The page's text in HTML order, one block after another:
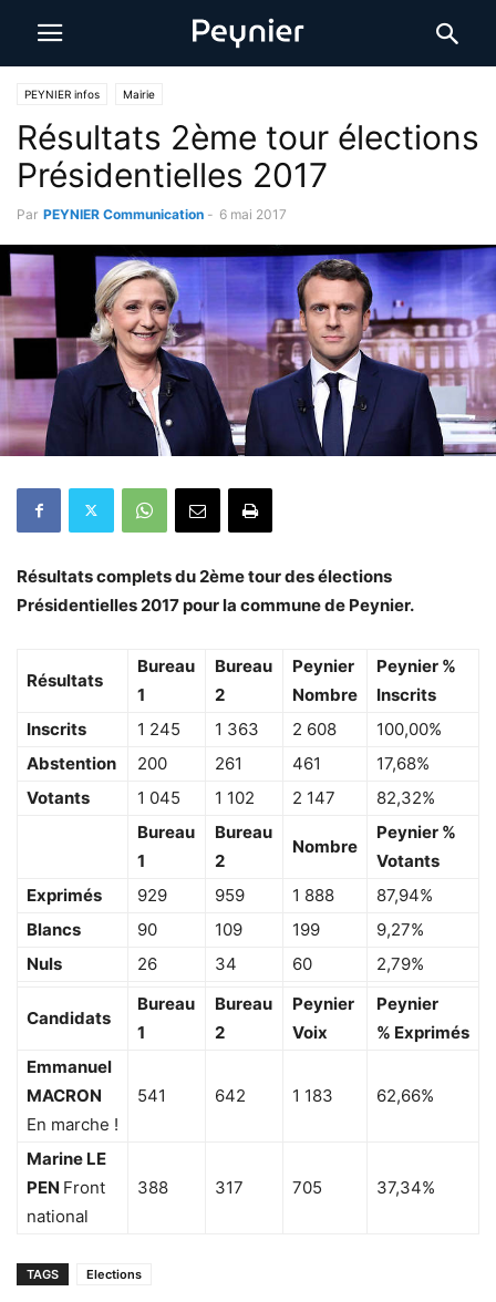
PEYNIER infos Mairie
Résultats 2ème tour élections
Présidentielles 2017
Par PEYNIER Communication - 6 mai 2017
Résultats complets du 2ème tour des élections
Présidentielles 2017 pour la commune de Peynier.
Résultats
Bureau
1
Bureau
2
Peynier
Nombre
Peynier %
Inscrits
Inscrits
1 245 1 363 2 608
100,00%
Abstention
200 261 461
17,68%
Votants
1 045 1 102 2 147
82,32%
Bureau
1
Bureau
2
Nombre
Peynier %
Votants
Exprimés
929 959 1 888
87,94%
Blancs
90 109 199
9,27%
Nuls
26 34 60 2,79%
Candidats
Bureau
1
Bureau
2
Peynier
Voix
Peynier
% Exprimés
Emmanuel
MACRON
En marche !
541 642 1 183 62,66%
Marine LE
PEN Front
national
388 317 705 37,34%
TAGS Elections